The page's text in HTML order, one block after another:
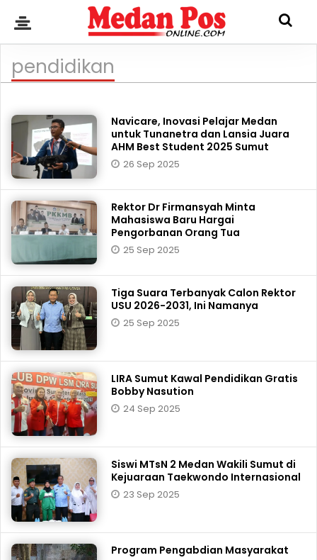
pendidikan
Navicare, Inovasi Pelajar Medan
untuk Tunanetra dan Lansia Juara
AHM Best Student 2025 Sumut
26 Sep 2025
Rektor Dr Firmansyah Minta
Mahasiswa Baru Hargai
Pengorbanan Orang Tua
25 Sep 2025
Tiga Suara Terbanyak Calon Rektor
USU 2026-2031, Ini Namanya
25 Sep 2025
LIRA Sumut Kawal Pendidikan Gratis
Bobby Nasution
24 Sep 2025
Siswi MTsN 2 Medan Wakili Sumut di
Kejuaraan Taekwondo Internasional
23 Sep 2025
Program Pengabdian Masyarakat